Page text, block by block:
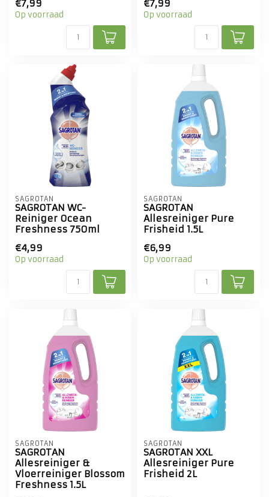
€7,99
Op voorraad
€7,99
Op voorraad
SAGROTAN
SAGROTAN WC-
Reiniger Ocean
Freshness 750ml
€4,99
Op voorraad
SAGROTAN
SAGROTAN
Allesreiniger Pure
Frisheid 1.5L
€6,99
Op voorraad
SAGROTAN
SAGROTAN
Allesreiniger &
Vloerreiniger Blossom
Freshness 1.5L
SAGROTAN
SAGROTAN XXL
Allesreiniger Pure
Frisheid 2L